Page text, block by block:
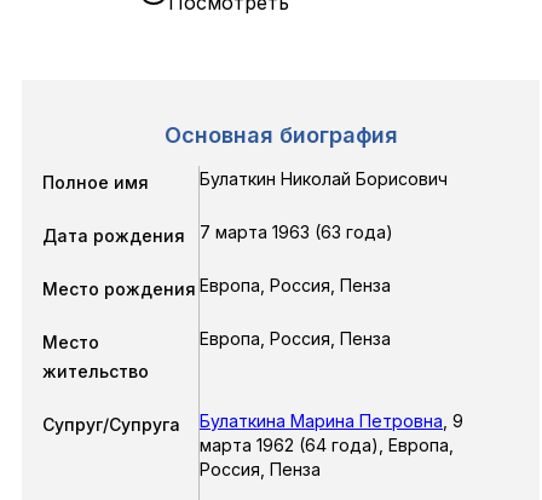
Основная биография
Полное имя Булаткин Николай Борисович
Дата рождения 7 марта 1963 (63 года)
Место рождения Европа, Россия, Пенза
Место
жительство
Европа, Россия, Пенза
Супруг/Супруга Булаткина Марина Петровна 9
марта 1962 (64 года), Европа,
Россия, Пенза